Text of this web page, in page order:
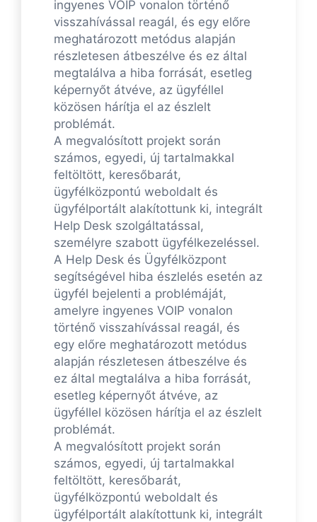
ingyenes VOIP vonalon történő
visszahívással reagál, és egy előre
meghatározott metódus alapján
részletesen átbeszélve és ez által
megtalálva a hiba forrását, esetleg
képernyőt átvéve, az ügyféllel
közösen hárítja el az észlelt
problémát.
A megvalósított projekt során
számos, egyedi, új tartalmakkal
feltöltött, keresőbarát,
ügyfélközpontú weboldalt és
ügyfélportált alakítottunk ki, integrált
Help Desk szolgáltatással,
személyre szabott ügyfélkezeléssel.
A Help Desk és Ügyfélközpont
segítségével hiba észlelés esetén az
ügyfél bejelenti a problémáját,
amelyre ingyenes VOIP vonalon
történő visszahívással reagál, és
egy előre meghatározott metódus
alapján részletesen átbeszélve és
ez által megtalálva a hiba forrását,
esetleg képernyőt átvéve, az
ügyféllel közösen hárítja el az észlelt
problémát.
A megvalósított projekt során
számos, egyedi, új tartalmakkal
feltöltött, keresőbarát,
ügyfélközpontú weboldalt és
ügyfélportált alakítottunk ki, integrált